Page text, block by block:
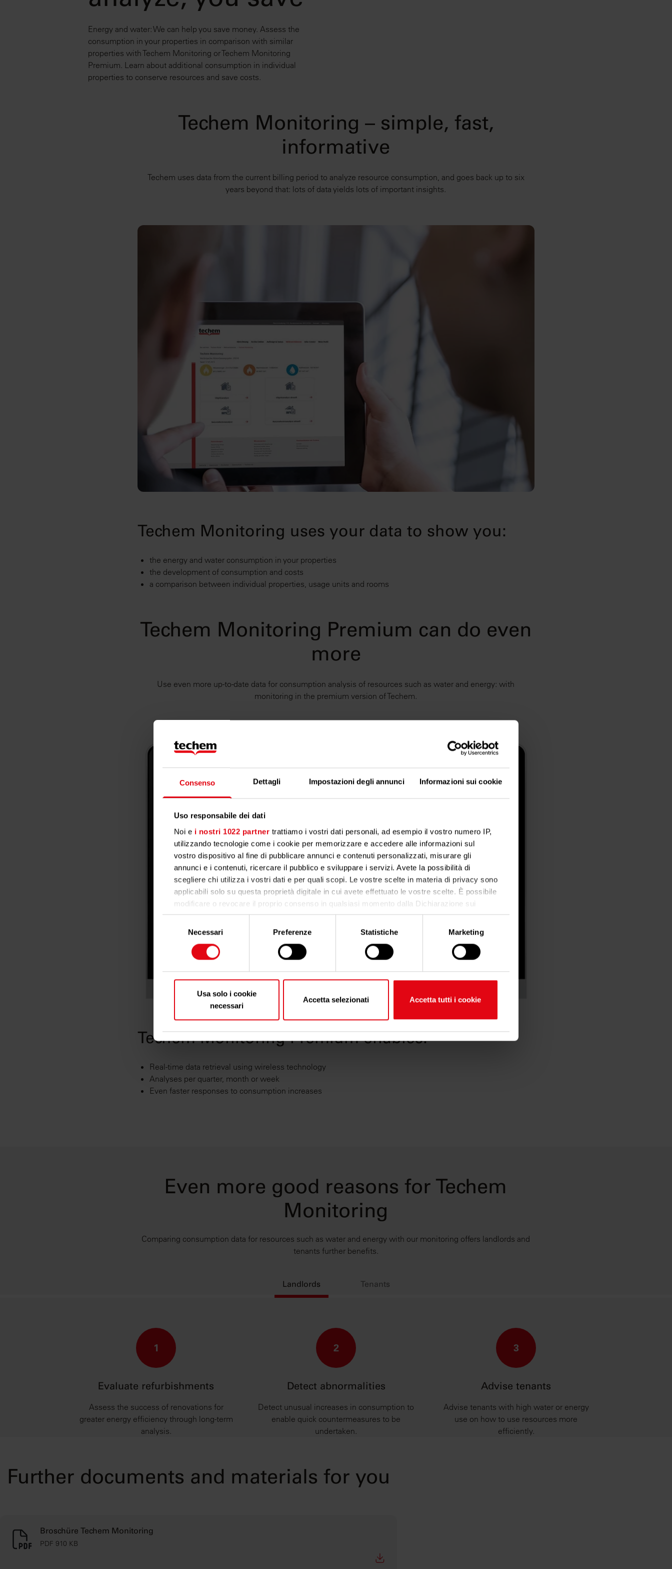
Consenso Dettagli Impostazioni degli annunci Informazioni sui cookie
Uso responsabile dei dati
Noi e i nostri 1022 partner trattiamo i vostri dati personali, ad esempio il vostro numero IP,
utilizzando tecnologie come i cookie per memorizzare e accedere alle informazioni sul
vostro dispositivo al fine di pubblicare annunci e contenuti personalizzati, misurare gli
annunci e i contenuti, ricercare il pubblico e sviluppare i servizi. Avete la possibilità di
scegliere chi utilizza i vostri dati e per quali scopi. Le vostre scelte in materia di privacy sono
applicabili solo su questa proprietà digitale in cui avete effettuato le vostre scelte. È possibile
modificare o revocare il proprio consenso in qualsiasi momento dalla Dichiarazione sui
cookie o facendo clic sull'icona di attivazione della privacy.
raccogliere informazioni sulla tua posizione geografica, con un'approssimazione di
Identificare il tuo dispositivo, scansionandolo attivamente alla ricerca di
caratteristiche specifiche (impronte digitali).
Approfondisci come vengono elaborati i tuoi dati personali e imposta le tue preferenze nella
social media e per analizzare il nostro traffico. Condividiamo inoltre informazioni sul modo in
cui utilizza il nostro sito con i nostri partner che si occupano di analisi dei dati web, pubblicità
e social media, i quali potrebbero combinarle con altre informazioni che ha fornito loro o che
consenso
Necessari Preferenze Statistiche Marketing
Usa solo i cookie
necessari
Accetta selezionati Accetta tutti i cookie
Energy and water: We can help you save money. Assess the
consumption in your properties in comparison with similar
properties with Techem Monitoring or Techem Monitoring
Premium. Learn about additional consumption in individual
properties to conserve resources and save costs.
Techem Monitoring – simple, fast,
informative
Techem uses data from the current billing period to analyze resource consumption, and goes back up to six
years beyond that: lots of data yields lots of important insights.
Techem Monitoring uses your data to show you:
the energy and water consumption in your properties
the development of consumption and costs
a comparison between individual properties, usage units and rooms
Techem Monitoring Premium can do even
more
Use even more up-to-date data for consumption analysis of resources such as water and energy: with
monitoring in the premium version of Techem.
Techem Monitoring Premium enables:
Real-time data retrieval using wireless technology
Analyses per quarter, month or week
Even faster responses to consumption increases
Even more good reasons for Techem
Monitoring
Comparing consumption data for resources such as water and energy with our monitoring offers landlords and
tenants further benefits.
Landlords Tenants
1
Evaluate refurbishments
Assess the success of renovations for
greater energy efficiency through long-term
analysis.
2
Detect abnormalities
Detect unusual increases in consumption to
enable quick countermeasures to be
undertaken.
3
Advise tenants
Advise tenants with high water or energy
use on how to use resources more
efficiently.
Further documents and materials for you
Broschüre Techem Monitoring
PDF 910 KB